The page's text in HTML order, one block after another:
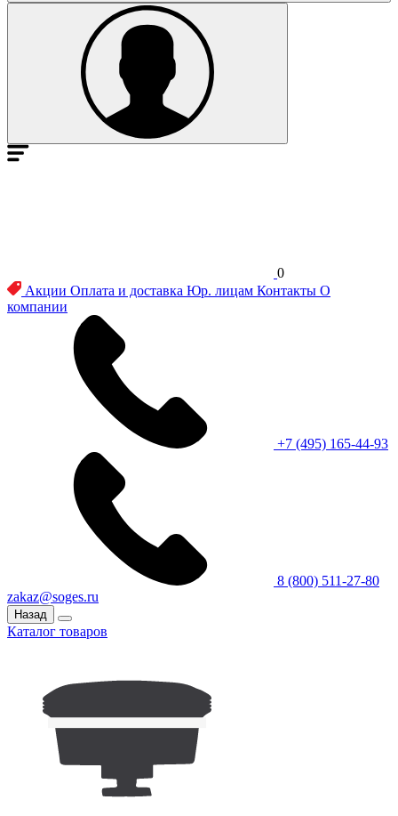
0
Акции Оплата и доставка Юр. лицам Контакты О
компании
+7 (495) 165-44-93
8 (800) 511-27-80
zakaz@soges.ru
Назад
Каталог товаров